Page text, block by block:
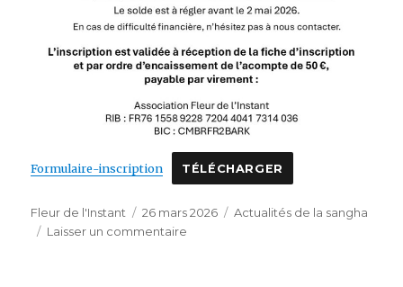
Formulaire-inscription TÉLÉCHARGER
Auteur
Fleur de l'Instant
Publié
le
26 mars 2026 Catégories
Actualités de la sangha
Laisser un commentaire